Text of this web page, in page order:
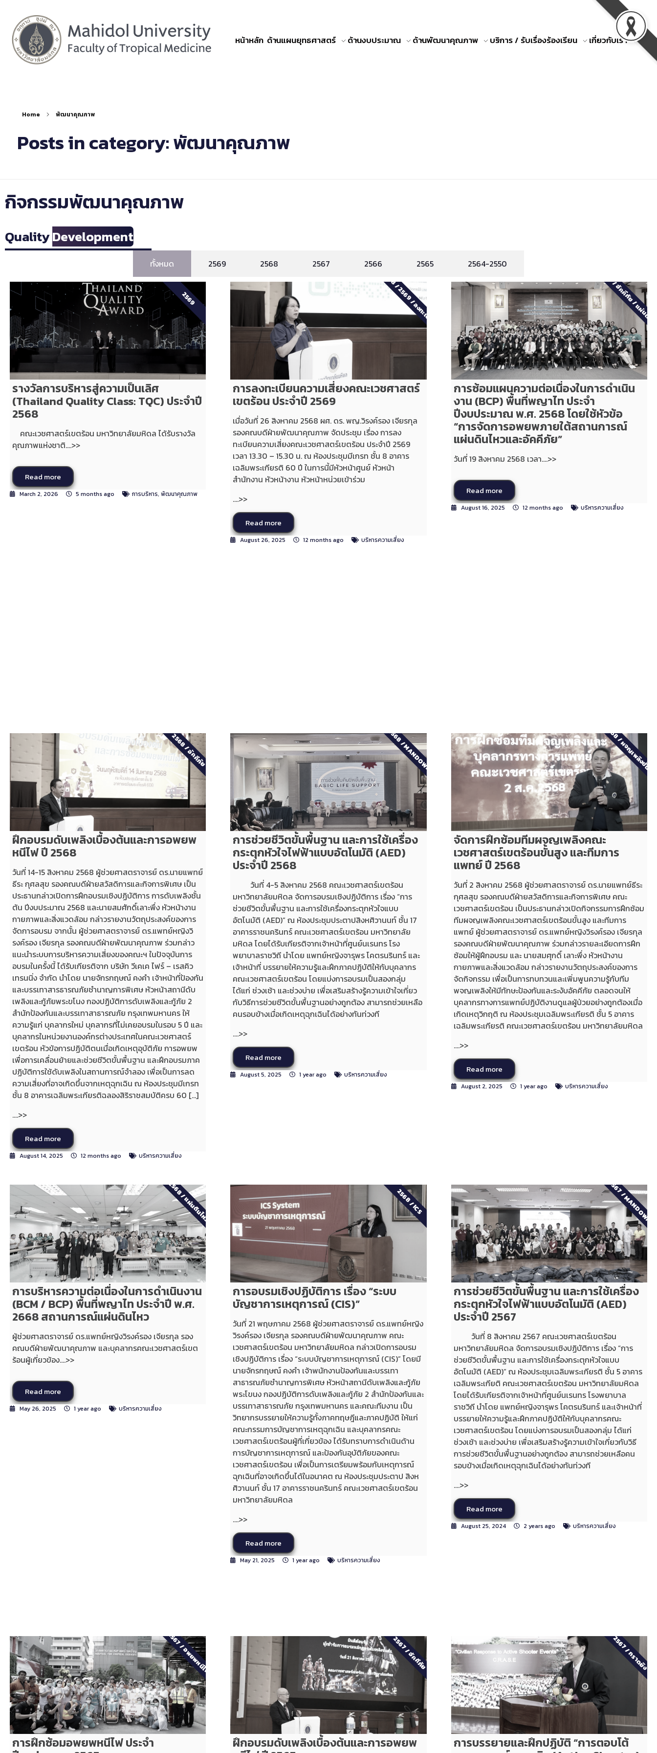
หน้าหลัก ด้านแผนยุทธศาสตร์ ด้านงบประมาณ ด้านพัฒนาคุณภาพ บริการ / รับเรื่องร้องเรียน เกี่ยวกับเรา
Home พัฒนาคุณภาพ
Posts in category: พัฒนาคุณภาพ
กิจกรรมพัฒนาคุณภาพ
QualityDevelopment
ทั้งหมด 2569 2568 2567 2566 2565 2564-2550
รางวัลการบริหารสู่ความเป็นเลิศ
(Thailand Quality Class: TQC) ประจำปี
2568
คณะเวชศาสตร์เขตร้อน มหาวิทยาลัยมหิดล ได้รับรางวัล
คุณภาพแห่งชาติ....>>
Read more
2569
March 2, 2026 5 months ago การบริหาร, พัฒนาคุณภาพ
การลงทะเบียนความเสี่ยงคณะเวชศาสตร์
เขตร้อน ประจำปี 2569
เมื่อวันที่ 26 สิงหาคม 2568 ผศ. ดร. พญ.วิรงค์รอง เจียรกุล
รองคณบดีฝ่ายพัฒนาคุณภาพ จัดประชุม เรื่อง การลง
ทะเบียนความเสี่ยงคณะเวชศาสตร์เขตร้อน ประจำปี 2569
เวลา 13.30 – 15.30 น. ณ ห้องประชุมมีเกรท ชั้น 8 อาคาร
เฉลิมพระเกียรติ 60 ปี ในการนี้มีหัวหน้าศูนย์ หัวหน้า
สำนักงาน หัวหน้างาน หัวหน้าหน่วยเข้าร่วม
....>>
Read more
2568
/
2569
/
ลงทะเบียน
August 26, 2025 12 months ago บริหารความเสี่ยง
การซ้อมแผนความต่อเนื่องในการดำเนิน
งาน (BCP) พื้นที่พญาไท ประจำ
ปีงบประมาณ พ.ศ. 2568 โดยใช้หัวข้อ
“การจัดการอพยพภายใต้สถานการณ์
แผ่นดินไหวและอัคคีภัย”
วันที่ 19 สิงหาคม 2568 เวลา....>>
Read more
/
อัคคีภัย
/
แผ่นดิ
August 16, 2025 12 months ago บริหารความเสี่ยง
ฝึกอบรมดับเพลิงเบื้องต้นและการอพยพ
หนีไฟ ปี 2568
วันที่ 14-15 สิงหาคม 2568 ผู้ช่วยศาสตราจารย์ ดร.นายแพทย์
ธีระ กุศลสุข รองคณบดีฝ่ายสวัสดิการและกิจการพิเศษ เป็น
ประธานกล่าวเปิดการฝึกอบรมเชิงปฏิบัติการ การดับเพลิงชั้น
ต้น ปีงบประมาณ 2568 และนายสมศักดิ์เลาะพึ่ง หัวหน้างาน
กายภาพและสิ่งแวดล้อม กล่าวรายงานวัตถุประสงค์ของการ
จัดการอบรม จากนั้น ผู้ช่วยศาสตราจารย์ ดร.แพทย์หญิงวิ
รงค์รอง เจียรกุล รองคณบดีฝ่ายพัฒนาคุณภาพ ร่วมกล่าว
แนะนำระบบการบริหารความเสี่ยงของคณะฯ ในปัจจุบันการ
อบรมในครั้งนี้ ได้รับเกียรติจาก บริษัท วีเคเค ไฟร์ – เรสคิว
เทรนนิ่ง จำกัด นำโดย นายจักรกฤษณ์ คงคำ เจ้าหน้าที่ป้องกัน
และบรรเทาสารธารณภัยชำนาญการพิเศษ หัวหน้าสถานีดับ
เพลิงและกู้ภัยพระขโนง กองปฏิบัติการดับเพลิงและกู้ภัย 2
สำนักป้องกันและบรรเทาสาธารณภัย กรุงเทพมหานคร ให้
ความรู้แก่ บุคลากรใหม่ บุคลากรที่ไม่เคยอบรมในรอบ 5 ปี และ
บุคลากรในหน่วยงานองค์กรต่างประเทศในคณะเวชศาสตร์
เขตร้อน หัวข้อการปฏิบัติตนเมื่อเกิดเหตุอุบัติภัย การอพยพ
เพื่อการเคลื่อนย้ายและช่วยชีวิตขั้นพื้นฐาน และฝึกอบรมภาค
ปฏิบัติการใช้ดับเพลิงในสถานการณ์จำลอง เพื่อเป็นการลด
ความเสี่ยงที่อาจเกิดขึ้นจากเหตุฉุกเฉิน ณ ห้องประชุมมีเกรท
ชั้น 8 อาคารเฉลิมพระเกียรติฉลองสิริราชสมบัติครบ 60 […]
....>>
Read more
2568
/
อัคคีภัย
August 14, 2025 12 months ago บริหารความเสี่ยง
การช่วยชีวิตขั้นพื้นฐาน และการใช้เครื่อง
กระตุกหัวใจไฟฟ้าแบบอัตโนมัติ (AED)
ประจำปี 2568
วันที่ 4-5 สิงหาคม 2568 คณะเวชศาสตร์เขตร้อน
มหาวิทยาลัยมหิดล จัดการอบรมเชิงปฏิบัติการ เรื่อง “การ
ช่วยชีวิตขั้นพื้นฐาน และการใช้เครื่องกระตุกหัวใจแบบ
อัตโนมัติ (AED)” ณ ห้องประชุมประตาปสิงหศิวานนท์ ชั้น 17
อาคารราชนครินทร์ คณะเวชศาสตร์เขตร้อน มหาวิทยาลัย
มหิดล โดยได้รับเกียรติจากเจ้าหน้าที่ศูนย์นเรนทร โรง
พยาบาลราชวิถี นำโดย แพทย์หญิงจารุพร โคตรนรินทร์ และ
เจ้าหน้าที่ บรรยายให้ความรู้และฝึกภาคปฏิบัติให้กับบุคลากร
คณะเวชศาสตร์เขตร้อน โดยแบ่งการอบรมเป็นสองกลุ่ม
ได้แก่ ช่วงเช้า และช่วงบ่าย เพื่อเสริมสร้างรู้ความเข้าใจเกี่ยว
กับวิธีการช่วยชีวิตขั้นพื้นฐานอย่างถูกต้อง สามารถช่วยเหลือ
คนรอบข้างเมื่อเกิดเหตุฉุกเฉินได้อย่างทันท่วงที
....>>
Read more
2568
/MANDOWN
August 5, 2025 1 year ago บริหารความเสี่ยง
จัดการฝึกซ้อมทีมผจญเพลิงคณะ
เวชศาสตร์เขตร้อนขั้นสูง และทีมการ
แพทย์ ปี 2568
วันที่ 2 สิงหาคม 2568 ผู้ช่วยศาสตราจารย์ ดร.นายแพทย์ธีระ
กุศลสุข รองคณบดีฝ่ายสวัสดิการและกิจการพิเศษ คณะ
เวชศาสตร์เขตร้อน เป็นประธานกล่าวเปิดกิจกรรมการฝึกซ้อม
ทีมผจญเพลิงคณะเวชศาสตร์เขตร้อนขั้นสูง และทีมการ
แพทย์ ผู้ช่วยศาสตราจารย์ ดร.แพทย์หญิงวิรงค์รอง เจียรกุล
รองคณบดีฝ่ายพัฒนาคุณภาพ ร่วมกล่าวรายละเอียดการฝึก
ซ้อมให้ผู้ฝึกอบรม และ นายสมศุกดิ์ เลาะพึ่ง หัวหน้างาน
กายภาพและสิ่งแวดล้อม กล่าวรายงานวัตถุประสงค์ของการ
จัดกิจกรรม เพื่อเป็นการทบทวนและเพิ่มพูนความรู้กับทีม
พจญเพลิงให้มีทักษะป้องกันและระงับอัคคีภัย ตลอดจนให้
บุคลากรทางการแพทย์ปฏิบัติงานดูแลผู้ป่วยอย่างถูกต้องเมื่อ
เกิดเหตุวิกฤติ ณ ห้องประชุมเฉลิมพระเกียรติ ชั้น 5 อาคาร
เฉลิมพระเกียรติ คณะเวชศาสตร์เขตร้อน มหาวิทยาลัยมหิดล
....>>
Read more
2568
/
ผจญเพลิงขั้นสูง
August 2, 2025 1 year ago บริหารความเสี่ยง
การบริหารความต่อเนื่องในการดำเนินงาน
(BCM / BCP) พื้นที่พญาไท ประจำปี พ.ศ.
2668 สถานการณ์แผ่นดินไหว
ผู้ช่วยศาสตราจารย์ ดร.แพทย์หญิงวิรงค์รอง เจียรกุล รอง
คณบดีฝ่ายพัฒนาคุณภาพ และบุคลากรคณะเวชศาสตร์เขต
ร้อนผู้เกี่ยวข้อง....>>
Read more
2568
/
แผ่นดินไหว
May 26, 2025 1 year ago บริหารความเสี่ยง
การอบรมเชิงปฏิบัติการ เรื่อง “ระบบ
บัญชาการเหตุการณ์ (CIS)”
วันที่ 21 พฤษภาคม 2568 ผู้ช่วยศาสตราจารย์ ดร.แพทย์หญิง
วิรงค์รอง เจียรกุล รองคณบดีฝ่ายพัฒนาคุณภาพ คณะ
เวชศาสตร์เขตร้อน มหาวิทยาลัยมหิดล กล่าวเปิดการอบรม
เชิงปฏิบัติการ เรื่อง “ระบบบัญชาการเหตุการณ์ (CIS)” โดยมี
นายจักรกฤษณ์ คงคำ เจ้าพนักงานป้องกันและบรรเทา
สาธารณภัยชำนาญการพิเศษ หัวหน้าสถานีดับเพลิงและกู้ภัย
พระโขนง กองปฏิบัติการดับเพลิงและกู้ภัย 2 สำนักป้องกันและ
บรรเทาสาธารณภัย กรุงเทพมหานคร และคณะทีมงาน เป็น
วิทยากรบรรยายให้ความรู้ทั้งภาคทฤษฎีและภาคปฏิบัติ ให้แก่
คณะกรรมการบัญชาการเหตุฉุกเฉิน และบุคลากรคณะ
เวชศาสตร์เขตร้อนผู้ที่เกี่ยวข้อง ได้รับทราบการดำเนินด้าน
การบัญชาการเหตุการณ์ และป้องกันอุบัติภัยของคณะ
เวชศาสตร์เขตร้อน เพื่อเป็นการเตรียมพร้อมกับเหตุการณ์
ฉุกเฉินที่อาจเกิดขึ้นได้ในอนาคต ณ ห้องประชุมประตาป สิงห
ศิวานนท์ ชั้น 17 อาคารราชนครินทร์ คณะเวชศาสตร์เขตร้อน
มหาวิทยาลัยมหิดล
....>>
Read more
2568
/
ICS
May 21, 2025 1 year ago บริหารความเสี่ยง
การช่วยชีวิตขั้นพื้นฐาน และการใช้เครื่อง
กระตุกหัวใจไฟฟ้าแบบอัตโนมัติ (AED)
ประจำปี 2567
วันที่ 8 สิงหาคม 2567 คณะเวชศาสตร์เขตร้อน
มหาวิทยาลัยมหิดล จัดการอบรมเชิงปฏิบัติการ เรื่อง “การ
ช่วยชีวิตขั้นพื้นฐาน และการใช้เครื่องกระตุกหัวใจแบบ
อัตโนมัติ (AED)” ณ ห้องประชุมเฉลิมพระเกียรติ ชั้น 5 อาคาร
เฉลิมพระเกียติ คณะเวชศาสตร์เขตร้อน มหาวิทยาลัยมหิดล
โดยได้รับเกียรติจากเจ้าหน้าที่ศูนย์นเรนทร โรงพยาบาล
ราชวิถี นำโดย แพทย์หญิงจารุพร โคตรนรินทร์ และเจ้าหน้าที่
บรรยายให้ความรู้และฝึกภาคปฏิบัติให้กับบุคลากรคณะ
เวชศาสตร์เขตร้อน โดยแบ่งการอบรมเป็นสองกลุ่ม ได้แก่
ช่วงเช้า และช่วงบ่าย เพื่อเสริมสร้างรู้ความเข้าใจเกี่ยวกับวิธี
การช่วยชีวิตขั้นพื้นฐานอย่างถูกต้อง สามารถช่วยเหลือคน
รอบข้างเมื่อเกิดเหตุฉุกเฉินได้อย่างทันท่วงที
....>>
Read more
2567
/
MANDOWN
August 25, 2024 2 years ago บริหารความเสี่ยง
การฝึกซ้อมอพยพหนีไฟ ประจำ
2567
/
อพยพหนีไฟ
ฝึกอบรมดับเพลิงเบื้องต้นและการอพยพ
2567
/
อัคคีภัย
การบรรยายและฝึกปฏิบัติ “การตอบโต้
2567
/
กราดยิง